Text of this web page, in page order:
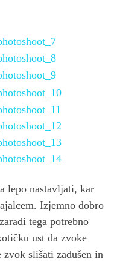
lepo nastavljati, kar
Izjemno dobro
tega potrebno
ust da zvoke
zvok slišati zadušen in